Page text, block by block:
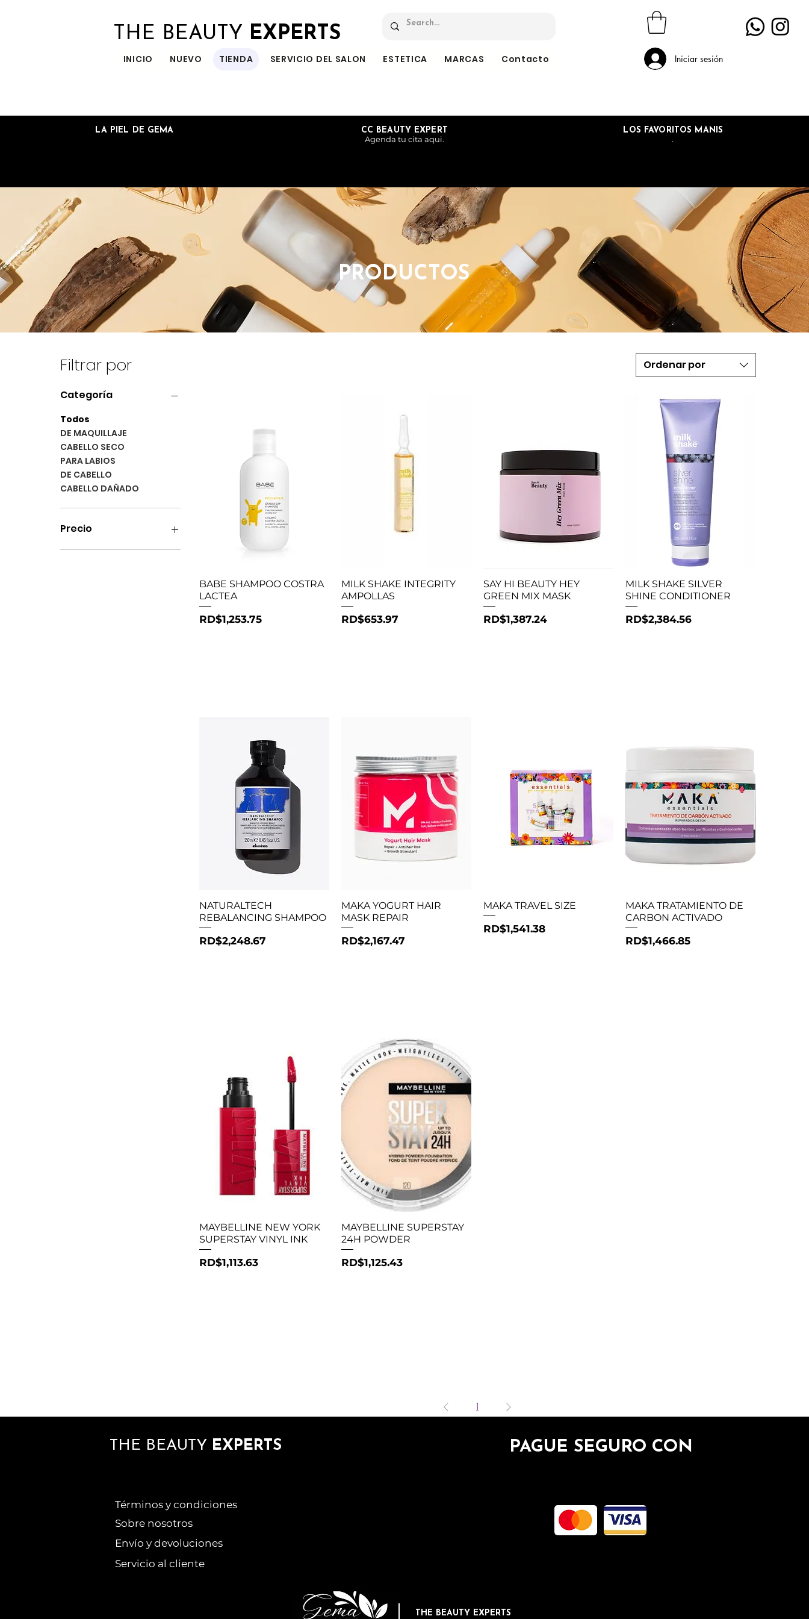
THE BEAUTY EXPERTS
INICIO NUEVO TIENDA SERVICIO DEL SALON ESTETICA MARCAS Contacto Iniciar sesión
LA PIEL DE GEMA CC BEAUTY EXPERT
Agenda tu cita aqui.
LOS FAVORITOS MANIS
.
PRODUCTOS
Filtrar por
Categoría
Todos
DE MAQUILLAJE
CABELLO SECO
PARA LABIOS
DE CABELLO
CABELLO DAÑADO
Precio
Ordenar por
Vista rápida
BABE SHAMPOO COSTRA
LACTEA
Precio
RD$1,253.75
Vista rápida
MILK SHAKE INTEGRITY
AMPOLLAS
Precio
RD$653.97
Vista rápida
SAY HI BEAUTY HEY
GREEN MIX MASK
Precio
RD$1,387.24
Vista rápida
MILK SHAKE SILVER
SHINE CONDITIONER
Precio
RD$2,384.56
Vista rápida
NATURALTECH
REBALANCING SHAMPOO
Precio
RD$2,248.67
Vista rápida
MAKA YOGURT HAIR
MASK REPAIR
Precio
RD$2,167.47
Vista rápida
MAKA TRAVEL SIZE
Precio
RD$1,541.38
Vista rápida
MAKA TRATAMIENTO DE
CARBON ACTIVADO
Precio
RD$1,466.85
Vista rápida
MAYBELLINE NEW YORK
SUPERSTAY VINYL INK
Precio
RD$1,113.63
Vista rápida
MAYBELLINE SUPERSTAY
24H POWDER
Precio
RD$1,125.43
1
THE BEAUTY EXPERTS PAGUE SEGURO CON
Términos y condiciones
Sobre nosotros
Envío y devoluciones
Servicio al cliente
THE BEAUTY EXPERTS